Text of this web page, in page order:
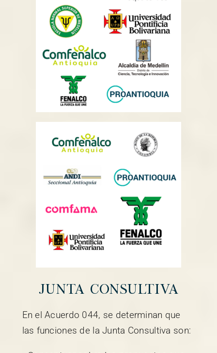
Junta Consultiva
En el Acuerdo 044, se determinan que
las funciones de la Junta Consultiva son: